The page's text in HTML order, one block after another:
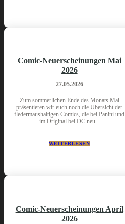
Comic-Neuerscheinungen Mai
2026
27.05.2026
Zum sommerlichen Ende des Monats Mai
präsentieren wir euch noch die Übersicht der
fledermaushaltigen Comics, die bei Panini und
im Original bei DC neu...
WEITERLESEN
Comic-Neuerscheinungen April
2026